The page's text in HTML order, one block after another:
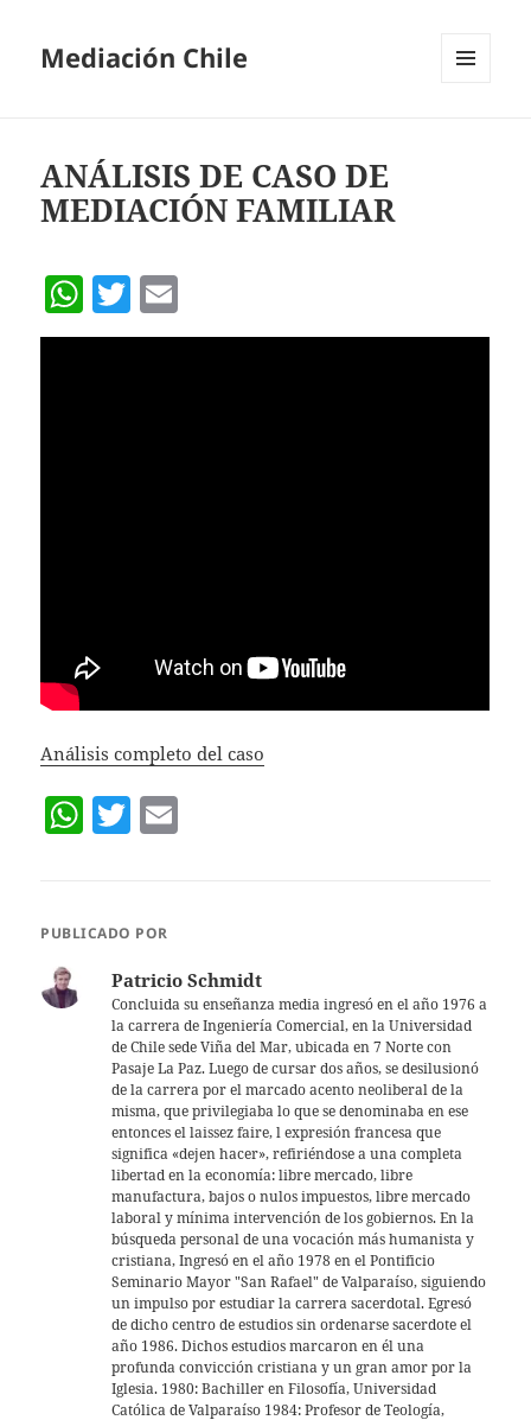
Mediación Chile
ANÁLISIS DE CASO DE
MEDIACIÓN FAMILIAR
W
h
T
w m
Análisis completo del caso
W
s
T
er
PUBLICADO POR
Patricio Schmidt
Concluida su enseñanza media ingresó en el año 1976 a
la carrera de Ingeniería Comercial, en la Universidad
de Chile sede Viña del Mar, ubicada en 7 Norte con
Pasaje La Paz. Luego de cursar dos años, se desilusionó
de la carrera por el marcado acento neoliberal de la
misma, que privilegiaba lo que se denominaba en ese
entonces el laissez faire, l expresión francesa que
significa «dejen hacer», refiriéndose a una completa
libertad en la economía: libre mercado, libre
manufactura, bajos o nulos impuestos, libre mercado
laboral y mínima intervención de los gobiernos. En la
búsqueda personal de una vocación más humanista y
cristiana, Ingresó en el año 1978 en el Pontificio
Seminario Mayor "San Rafael" de Valparaíso, siguiendo
un impulso por estudiar la carrera sacerdotal. Egresó
de dicho centro de estudios sin ordenarse sacerdote el
año 1986. Dichos estudios marcaron en él una
profunda convicción cristiana y un gran amor por la
Iglesia. 1980: Bachiller en Filosofía, Universidad
Católica de Valparaíso 1984: Profesor de Teología,